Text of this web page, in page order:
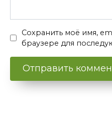
Сохранить моё имя,
браузере для